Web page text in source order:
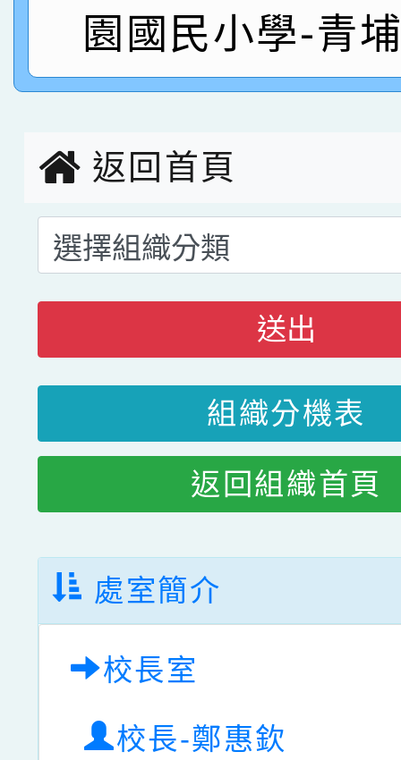
名 指導老師王老師、
園市英語競賽國小朗
指導老師林老師
賀！本校參加桃園市中
賽 劉文瑛教師榮獲教
賀！本校參與2026世
創客第三名。
園國民小學-青
返回首頁
送出
組織分機表
返回組織首頁
處室簡介
校長室
校長-鄭惠欽